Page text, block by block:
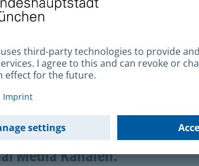
d'autres termes de recherche.
Media Kanälen: